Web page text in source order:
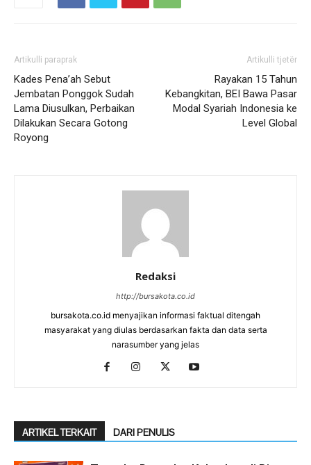
Artikulli paraprak
Kades Pena’ah Sebut
Jembatan Ponggok Sudah
Lama Diusulkan, Perbaikan
Dilakukan Secara Gotong
Royong
Artikulli tjetër
Rayakan 15 Tahun
Kebangkitan, BEI Bawa Pasar
Modal Syariah Indonesia ke
Level Global
Redaksi
http://bursakota.co.id
bursakota.co.id menyajikan informasi faktual ditengah
masyarakat yang diulas berdasarkan fakta dan data serta
narasumber yang jelas
ARTIKEL TERKAIT DARI PENULIS